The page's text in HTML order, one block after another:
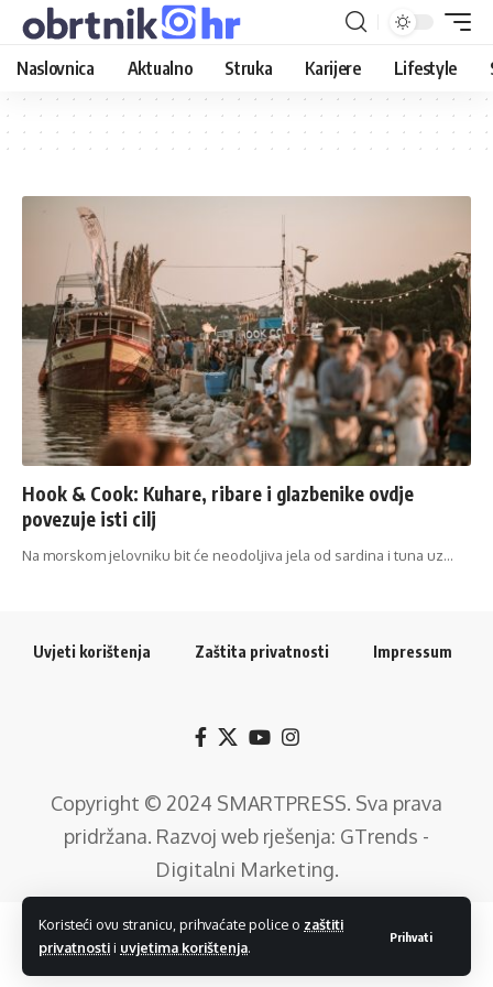
Koristeći ovu stranicu, prihvaćate police o zaštiti
privatnostii uvjetima korištenja.
Prihvati
Naslovnica Aktualno Struka Karijere Lifestyle
Hook & Cook: Kuhare, ribare i glazbenike ovdje
povezuje isti cilj
Na morskom jelovniku bit će neodoljiva jela od sardina i tuna uz…
Uvjeti korištenja Zaštita privatnosti Impressum
Copyright © 2024 SMARTPRESS. Sva prava
pridržana. Razvoj web rješenja: GTrends -
Digitalni Marketing.